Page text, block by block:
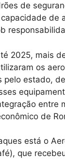
de
de
2025, mais
os
pelo estado,
entre
de
está o
que